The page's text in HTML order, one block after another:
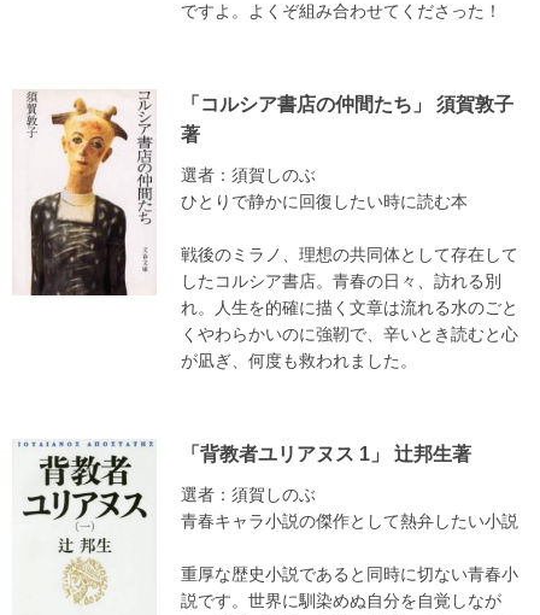
ですよ。よくぞ組み合わせてくださった！
「コルシア書店の仲間たち」 須賀敦子
著
選者：須賀しのぶ
ひとりで静かに回復したい時に読む本
戦後のミラノ、理想の共同体として存在して
したコルシア書店。青春の日々、訪れる別
れ。人生を的確に描く文章は流れる水のごと
くやわらかいのに強靭で、辛いとき読むと心
が凪ぎ、何度も救われました。
「背教者ユリアヌス 1」 辻邦生著
選者：須賀しのぶ
青春キャラ小説の傑作として熱弁したい小説
重厚な歴史小説であると同時に切ない青春小
説です。世界に馴染めぬ自分を自覚しなが